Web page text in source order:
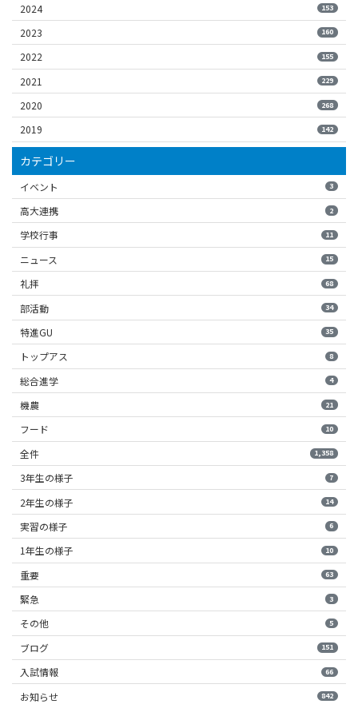
2024 153
2023 160
2022 155
2021 229
2020 268
2019 142
カテゴリー
イベント 3
高大連携 2
学校行事 11
ニュース 15
礼拝 68
部活動 34
特進GU 35
トップアス 8
総合進学 4
機農 21
フード 10
全件 1,358
3年生の様子 7
2年生の様子 14
実習の様子 6
1年生の様子 10
重要 63
緊急 3
その他 5
ブログ 151
入試情報 66
お知らせ 842